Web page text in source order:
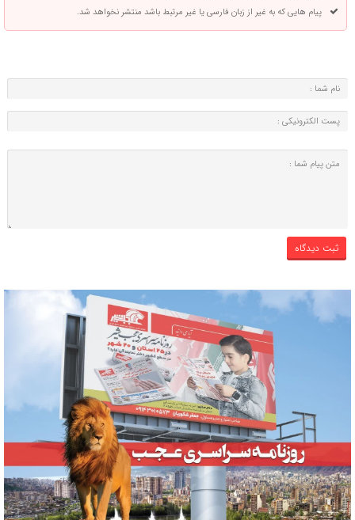
پیام هایی که به غیر از زبان فارسی یا غیر مرتبط باشد منتشر نخواهد شد.